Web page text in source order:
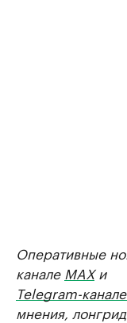
Оперативные
канале MAXи
Telegram-
мнения,